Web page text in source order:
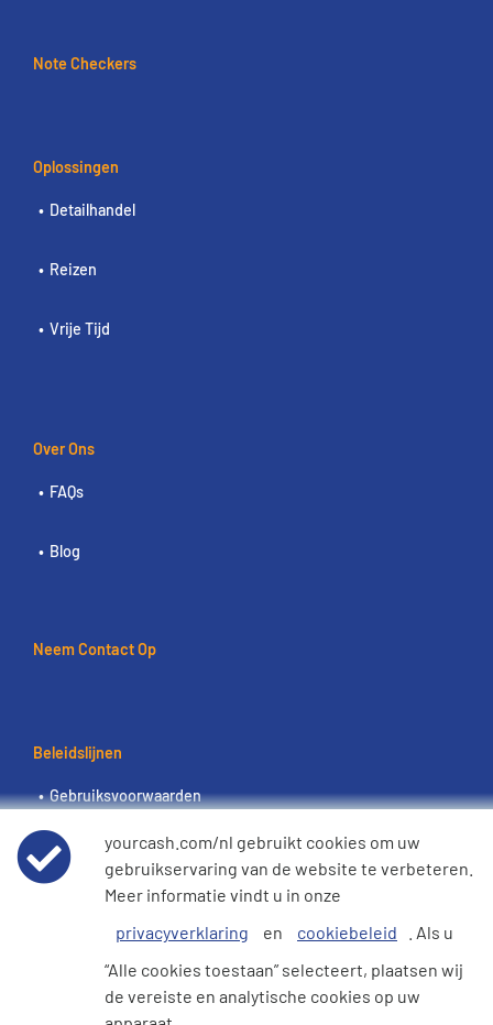
Note Checkers
Oplossingen
Detailhandel
Reizen
Vrije Tijd
Over Ons
FAQs
Blog
Neem Contact Op
Beleidslijnen
Gebruiksvoorwaarden
Wereldwijde privacyverklaring
e360 Verklaring inzake moderne slavernij en
mensenhandel
yourcash.com/nl gebruikt cookies om uw
gebruikservaring van de website te verbeteren.
Meer informatie vindt u in onze
privacyverklaring
en cookiebeleid
. Als u
“Alle cookies toestaan” selecteert, plaatsen wij
de vereiste en analytische cookies op uw